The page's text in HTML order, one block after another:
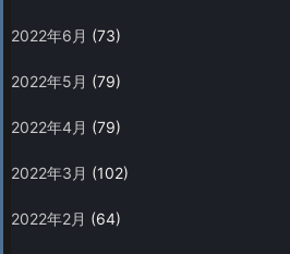
2022年6月 (73)
2022年5月 (79)
2022年4月 (79)
2022年3月 (102)
2022年2月 (64)